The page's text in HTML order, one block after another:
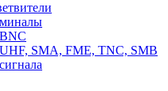
SMA, FME, TNC, SMB